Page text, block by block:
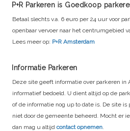
P+R Parkeren is Goedkoop
Betaal slechts v.a. 6 euro per 24 uur voor
openbaar vervoer naar het centrumgebied
Lees meer op: P+R Amsterdam
Informatie Parkeren
Deze site geeft informatie over parkeren in
informatief bedoeld. U dient altijd op de
of de informatie nog up to date is. De site
niet door de gemeente beheerd. Mocht er
dan mag u altijd contact opnemen